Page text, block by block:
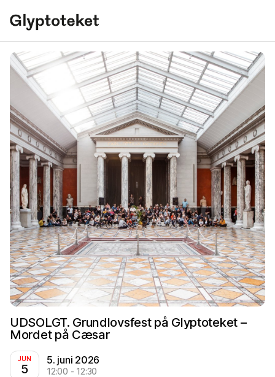
UDSOLGT. Grundlovsfest på Glyptoteket –
Mordet på Cæsar
JUN
5
5. juni 2026
12:00 - 12:30